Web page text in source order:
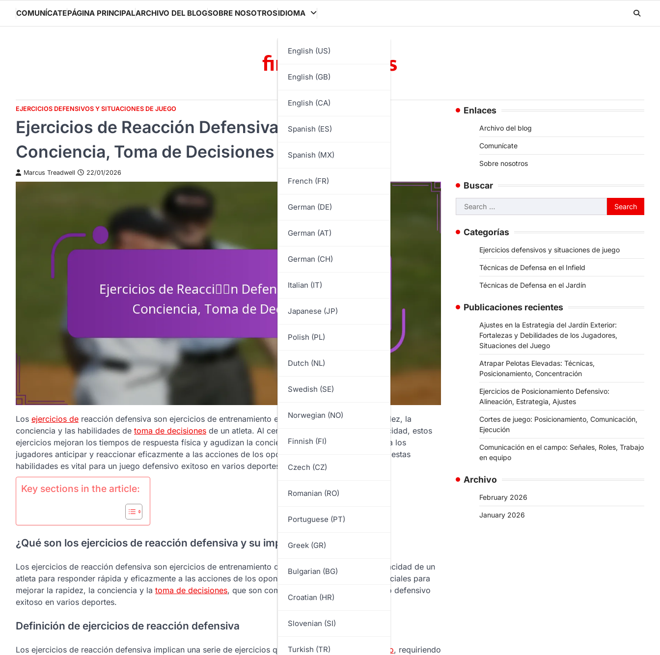
content
COMUNÍCATEPÁGINA PRINCIPALARCHIVO DEL BLOGSOBRE NOSOTROSIDIOMA
English (US)
English (GB)
English (CA)
Spanish (ES)
Spanish (MX)
French (FR)
German (DE)
German (AT)
German (CH)
Italian (IT)
Japanese (JP)
Polish (PL)
Dutch (NL)
Swedish (SE)
Norwegian (NO)
Finnish (FI)
Czech (CZ)
Romanian (RO)
Portuguese (PT)
Greek (GR)
Bulgarian (BG)
Croatian (HR)
Slovenian (SI)
Turkish (TR)
finisherbox.es
EJERCICIOS DEFENSIVOS Y SITUACIONES DE JUEGO
Ejercicios de Reacción Defensiva: Rapidez,
Conciencia, Toma de Decisiones
Marcus Treadwell 22/01/2026
Los ejercicios de reacción defensiva son ejercicios de entrenamiento esenciales que mejoran la rapidez, la
conciencia y las habilidades de toma de decisiones de un atleta. Al centrarse en la agilidad y la velocidad, estos
ejercicios mejoran los tiempos de respuesta física y agudizan la conciencia situacional, permitiendo a los
jugadores anticipar y reaccionar eficazmente a las acciones de los oponentes en el campo. Dominar estas
habilidades es vital para un juego defensivo exitoso en varios deportes.
Key sections in the article:
¿Qué son los ejercicios de reacción defensiva y su importancia?
Los ejercicios de reacción defensiva son ejercicios de entrenamiento diseñados para mejorar la capacidad de un
atleta para responder rápida y eficazmente a las acciones de los oponentes. Estos ejercicios son cruciales para
mejorar la rapidez, la conciencia y la toma de decisiones, que son componentes esenciales del juego defensivo
exitoso en varios deportes.
Definición de ejercicios de reacción defensiva
Los ejercicios de reacción defensiva implican una serie de ejercicios que simulan escenarios de juego, requiriendo
Enlaces
Archivo del blog
Comunícate
Sobre nosotros
Buscar
Search
for:
Categorías
Ejercicios defensivos y situaciones de juego
Técnicas de Defensa en el Infield
Técnicas de Defensa en el Jardín
Publicaciones recientes
Ajustes en la Estrategia del Jardín Exterior:
Fortalezas y Debilidades de los Jugadores,
Situaciones del Juego
Atrapar Pelotas Elevadas: Técnicas,
Posicionamiento, Concentración
Ejercicios de Posicionamiento Defensivo:
Alineación, Estrategia, Ajustes
Cortes de juego: Posicionamiento, Comunicación,
Ejecución
Comunicación en el campo: Señales, Roles, Trabajo
en equipo
Archivo
February 2026
January 2026